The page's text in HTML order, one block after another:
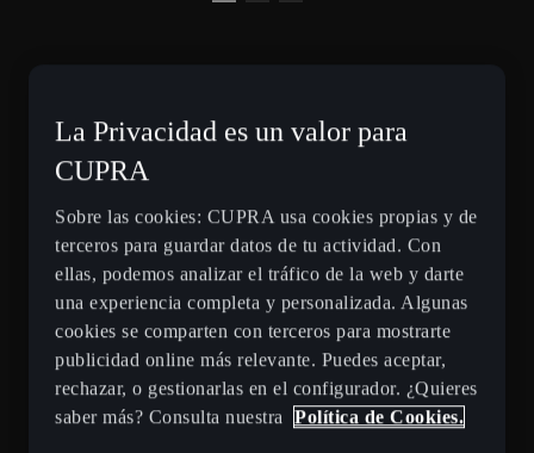
La Privacidad es un valor para
CUPRA
Sobre las cookies: CUPRA usa cookies propias y de
terceros para guardar datos de tu actividad. Con
ellas, podemos analizar el tráfico de la web y darte
una experiencia completa y personalizada. Algunas
cookies se comparten con terceros para mostrarte
publicidad online más relevante. Puedes aceptar,
rechazar, o gestionarlas en el configurador. ¿Quieres
saber más? Consulta nuestra Política de Cookies.